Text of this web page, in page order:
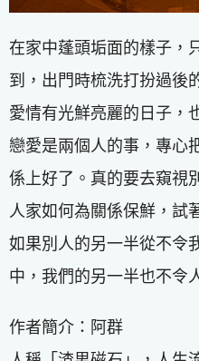
在家中蓬頭垢面的樣子，
到，出門時梳洗打扮過後
愛情有光鮮亮麗的日子，
戀愛是兩個人的事，專心
係上好了。真的要去窺視
人家如何為關係保鮮，試
如果別人的另一半從不令
中，我們的另一半也不令
作者簡介：阿群